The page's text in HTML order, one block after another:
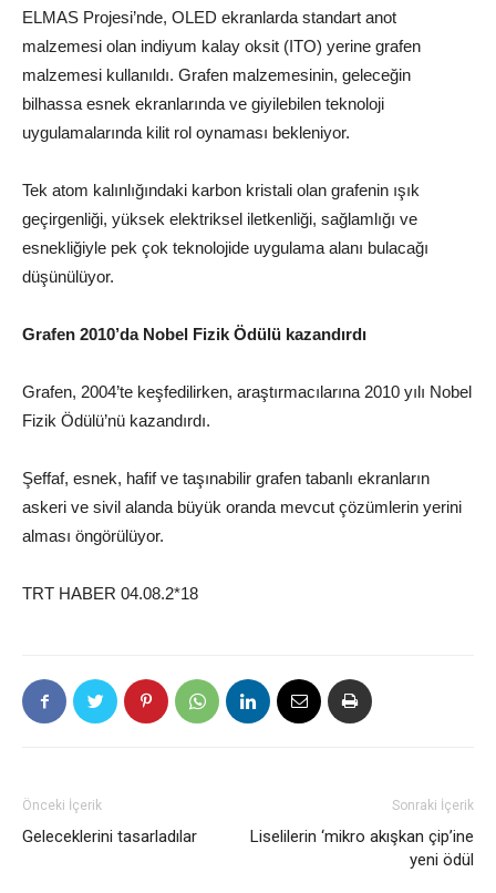
ELMAS Projesi’nde, OLED ekranlarda standart anot
malzemesi olan indiyum kalay oksit (ITO) yerine grafen
malzemesi kullanıldı. Grafen malzemesinin, geleceğin
bilhassa esnek ekranlarında ve giyilebilen teknoloji
uygulamalarında kilit rol oynaması bekleniyor.
Tek atom kalınlığındaki karbon kristali olan grafenin ışık
geçirgenliği, yüksek elektriksel iletkenliği, sağlamlığı ve
esnekliğiyle pek çok teknolojide uygulama alanı bulacağı
düşünülüyor.
Grafen 2010’da Nobel Fizik Ödülü kazandırdı
Grafen, 2004’te keşfedilirken, araştırmacılarına 2010 yılı Nobel
Fizik Ödülü’nü kazandırdı.
Şeffaf, esnek, hafif ve taşınabilir grafen tabanlı ekranların
askeri ve sivil alanda büyük oranda mevcut çözümlerin yerini
alması öngörülüyor.
TRT HABER 04.08.2*18
Önceki İçerik
Geleceklerini tasarladılar
Sonraki İçerik
Liselilerin ‘mikro akışkan çip’ine
yeni ödül